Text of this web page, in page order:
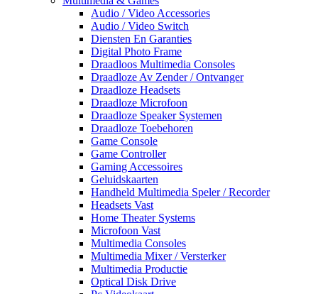
Audio / Video Accessories
Audio / Video Switch
Diensten En Garanties
Digital Photo Frame
Draadloos Multimedia Consoles
Draadloze Av Zender / Ontvanger
Draadloze Headsets
Draadloze Microfoon
Draadloze Speaker Systemen
Draadloze Toebehoren
Game Console
Game Controller
Gaming Accessoires
Geluidskaarten
Handheld Multimedia Speler / Recorder
Headsets Vast
Home Theater Systems
Microfoon Vast
Multimedia Consoles
Multimedia Mixer / Versterker
Multimedia Productie
Optical Disk Drive